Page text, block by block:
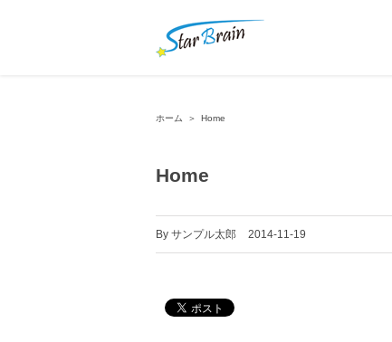
ホーム ＞ Home
Home
By サンプル太郎 2014-11-19